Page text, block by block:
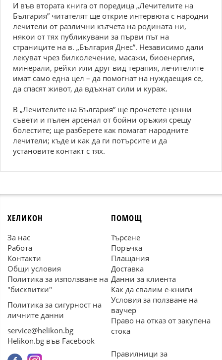
И във втората книга от поредица „Лечителите на
България” читателят ще открие интервюта с народни
лечители от различни кътчета на родината ни,
някои от тях публикувани за първи път на
страниците на в. „България Днес”. Независимо дали
лекуват чрез билколечение, масажи, биоенергия,
минерали, рейки или друг вид терапия, лечителите
имат само една цел – да помогнат на нуждаещия се,
да спасят живот, да вдъхнат сили и кураж.
В „Лечителите на България” ще прочетете ценни
съвети и пълен арсенал от бойни оръжия срещу
болестите; ще разберете как помагат народните
лечители; къде и как да ги потърсите и да
установите контакт с тях.
ХЕЛИКОН
За нас
Работа
Контакти
Общи условия
Политика за използване на
"бисквитки"
Политика за сигурност на
личните данни
service@helikon.bg
Helikon.bg във Facebook
ПОМОЩ
Търсене
Поръчка
Плащания
Доставка
Данни за клиента
Как да свалим е-книги
Условия за ползване на
ваучер
Право на отказ от закупена
стока
Правилници за